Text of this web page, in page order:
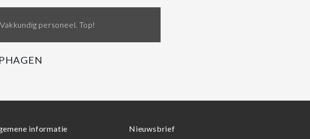
personeel. Top!
informatie Nieuwsbrief